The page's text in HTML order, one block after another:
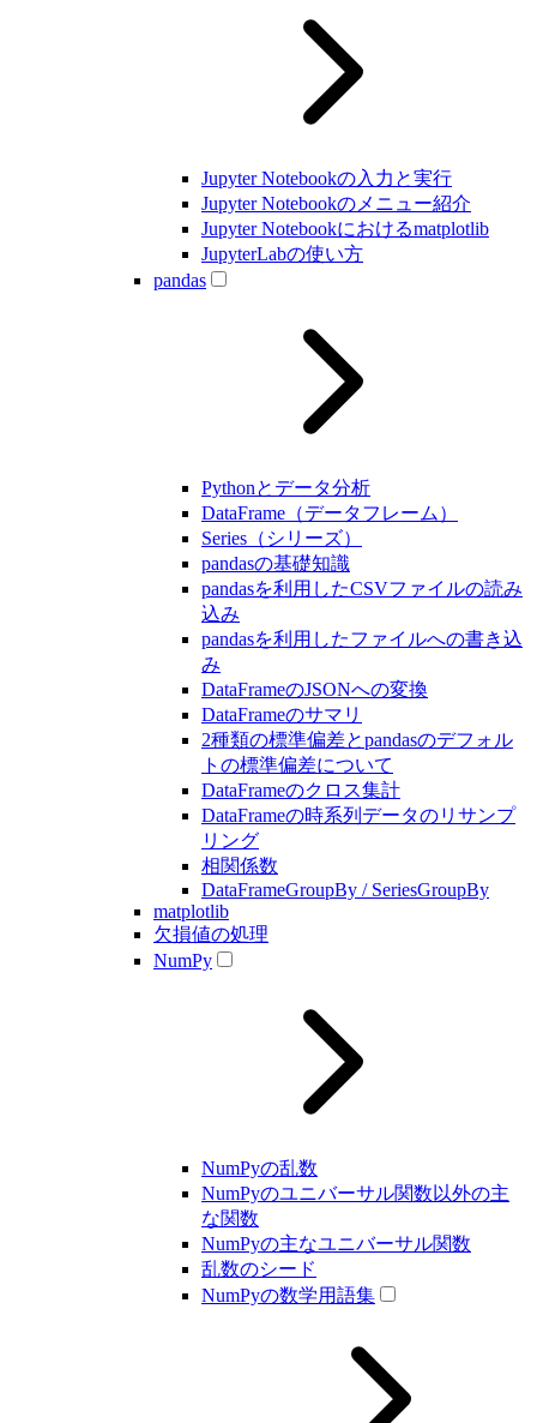
Jupyter Notebookの入力と実行
Jupyter Notebookのメニュー紹介
Jupyter Notebookにおけるmatplotlib
JupyterLabの使い方
pandas
Pythonとデータ分析
DataFrame（データフレーム）
Series（シリーズ）
pandasの基礎知識
pandasを利用したCSVファイルの読み
込み
pandasを利用したファイルへの書き込
み
DataFrameのJSONへの変換
DataFrameのサマリ
2種類の標準偏差とpandasのデフォル
トの標準偏差について
DataFrameのクロス集計
DataFrameの時系列データのリサンプ
リング
相関係数
DataFrameGroupBy / SeriesGroupBy
matplotlib
欠損値の処理
NumPy
NumPyの乱数
NumPyのユニバーサル関数以外の主
な関数
NumPyの主なユニバーサル関数
乱数のシード
NumPyの数学用語集